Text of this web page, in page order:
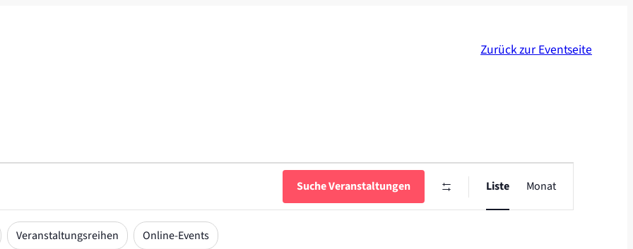
Zurück zur Eventseite
Suche Veranstaltungen Ansichten-
Liste Monat
Veranstaltungsreihen Online-Events